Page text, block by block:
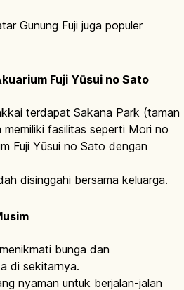
Gunung Fuji juga populer
Fuji Yūsui no Sato
terdapat Sakana Park (taman
fasilitas seperti Mori no
Fuji Yūsui no Sato dengan
disinggahi bersama keluarga.
bunga dan
di sekitarnya.
nyaman untuk berjalan-jalan